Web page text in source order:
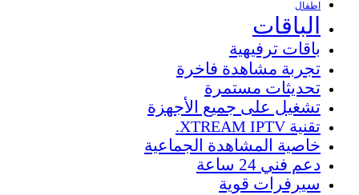
اطفال
الباقات
باقات ترفيهية
تجربة مشاهدة فاخرة
تحديثات مستمرة
تشغيل على جميع الأجهزة
تقنية XTREAM IPTV.
خاصية المشاهدة الجماعية
دعم فني 24 ساعة
سيرفرات قوية